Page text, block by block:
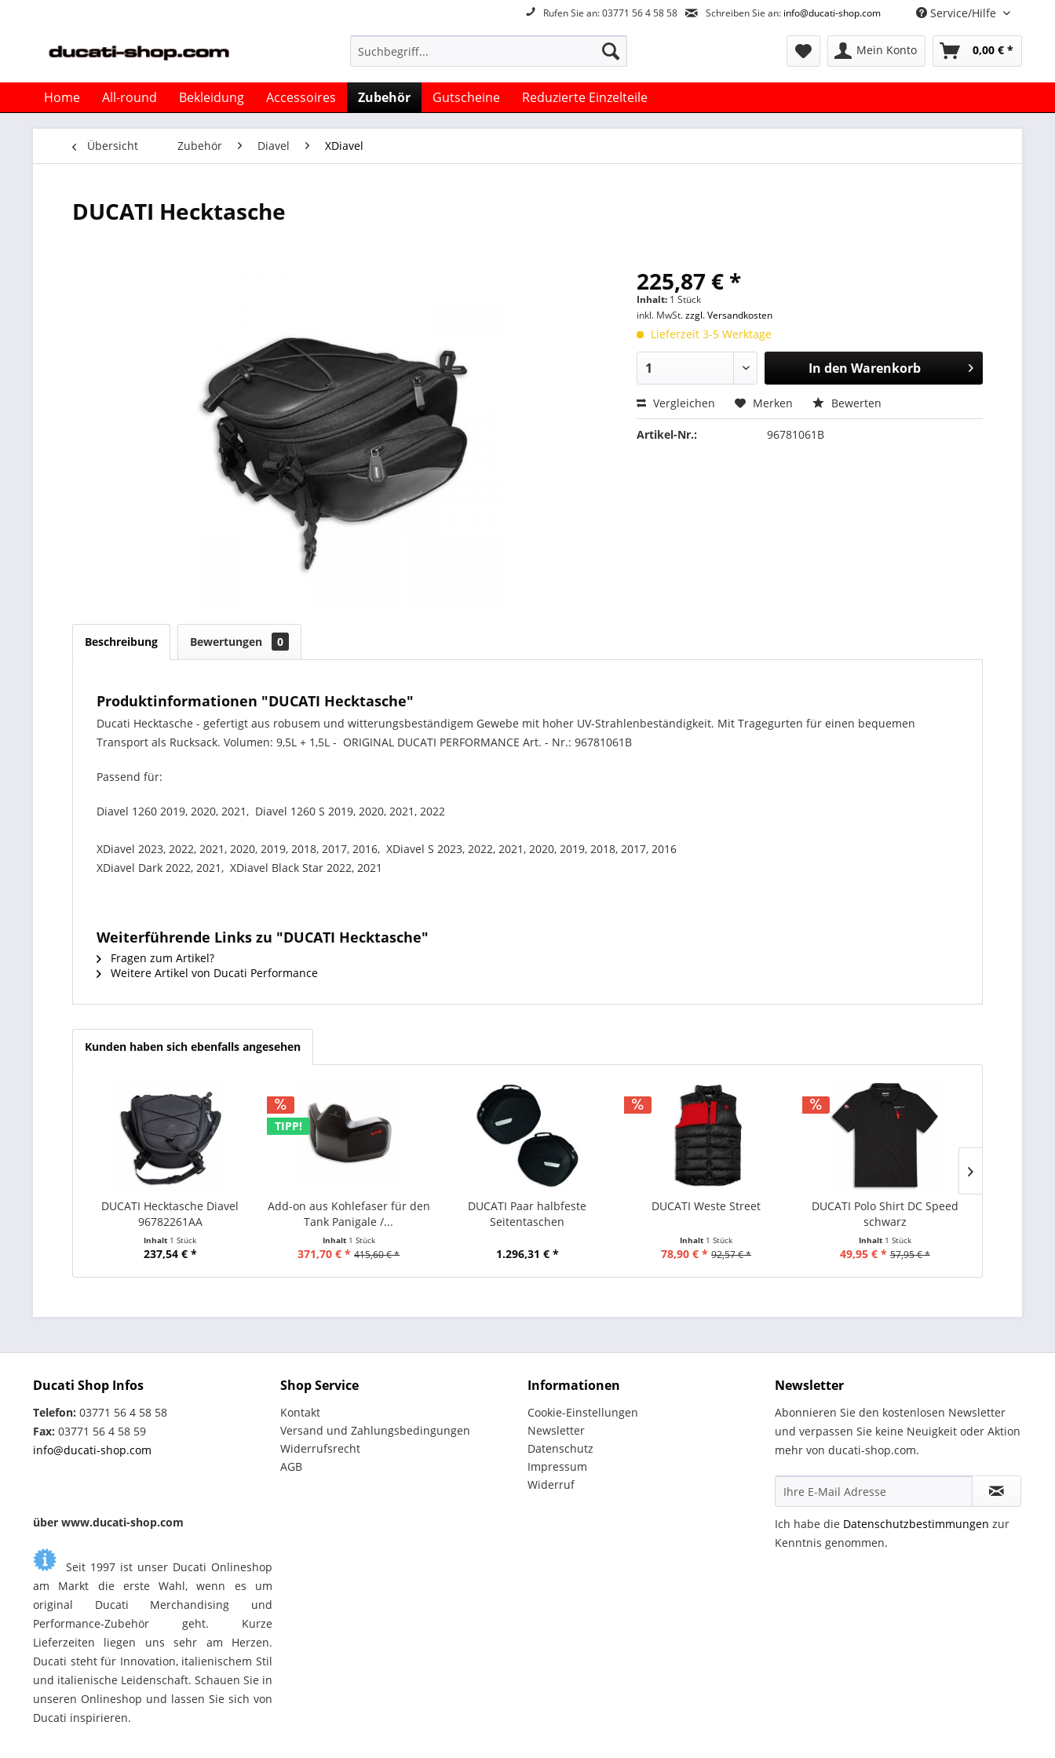
Service/Hilfe
Rufen Sie an: 03771 56 4 58 58 Schreiben Sie an: info@ducati-shop.com
Mein Konto 0,00 € *
Home All-round Bekleidung Accessoires Zubehör Gutscheine Reduzierte Einzelteile
Übersicht Zubehör Diavel XDiavel
DUCATI Hecktasche
225,87 € *
Inhalt: 1 Stück
inkl. MwSt.zzgl. Versandkosten
Lieferzeit 3-5 Werktage
In den Warenkorb
Vergleichen Merken Bewerten
Artikel-Nr.: 96781061B
Beschreibung Bewertungen 0
Produktinformationen "DUCATI Hecktasche"
Ducati Hecktasche - gefertigt aus robusem und witterungsbeständigem Gewebe mit hoher UV-Strahlenbeständigkeit. Mit Tragegurten für einen bequemen
Transport als Rucksack. Volumen: 9,5L + 1,5L - ORIGINAL DUCATI PERFORMANCE Art. - Nr.: 96781061B
Passend für:
Diavel 1260 2019, 2020, 2021, Diavel 1260 S 2019, 2020, 2021, 2022
XDiavel 2023, 2022, 2021, 2020, 2019, 2018, 2017, 2016, XDiavel S 2023, 2022, 2021, 2020, 2019, 2018, 2017, 2016
XDiavel Dark 2022, 2021, XDiavel Black Star 2022, 2021
Weiterführende Links zu "DUCATI Hecktasche"
Fragen zum Artikel?
Weitere Artikel von Ducati Performance
Kunden haben sich ebenfalls angesehen
DUCATI Hecktasche Diavel
96782261AA
Inhalt 1 Stück
237,54 € *
TIPP!
Add-on aus Kohlefaser für den
Tank Panigale /...
Inhalt 1 Stück
371,70 € * 415,60 € *
DUCATI Paar halbfeste
Seitentaschen
1.296,31 € *
DUCATI Weste Street
Inhalt 1 Stück
78,90 € * 92,57 € *
DUCATI Polo Shirt DC Speed
schwarz
Inhalt 1 Stück
49,95 € * 57,95 € *
Ducati Shop Infos
Telefon: 03771 56 4 58 58
Fax: 03771 56 4 58 59
info@ducati-shop.com
über www.ducati-shop.com
Seit 1997 ist unser Ducati Onlineshop
am Markt die erste Wahl, wenn es um
original Ducati Merchandising und
Performance-Zubehör geht. Kurze
Lieferzeiten liegen uns sehr am Herzen.
Ducati steht für Innovation, italienischem Stil
und italienische Leidenschaft. Schauen Sie in
unseren Onlineshop und lassen Sie sich von
Ducati inspirieren.
Shop Service
Kontakt
Versand und Zahlungsbedingungen
Widerrufsrecht
AGB
Informationen
Cookie-Einstellungen
Newsletter
Datenschutz
Impressum
Widerruf
Newsletter
Abonnieren Sie den kostenlosen Newsletter
und verpassen Sie keine Neuigkeit oder Aktion
mehr von ducati-shop.com.
Ich habe die Datenschutzbestimmungen zur
Kenntnis genommen.